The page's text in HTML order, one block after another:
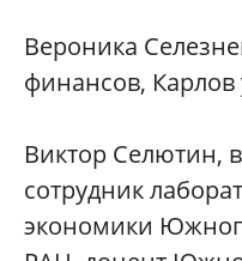
Вероника
финансов, Карлов
Виктор Селютин,
сотрудник
экономики